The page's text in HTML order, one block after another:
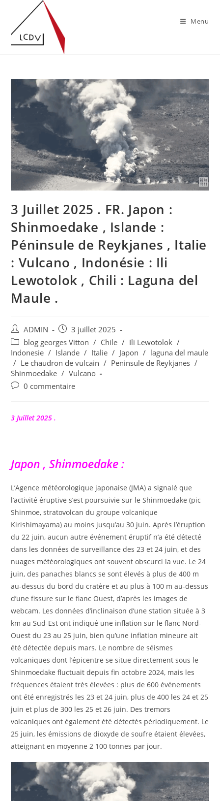
content
Menu
3 Juillet 2025 . FR. Japon :
Shinmoedake , Islande :
Péninsule de Reykjanes , Italie
: Vulcano , Indonésie : Ili
Lewotolok , Chili : Laguna del
Maule .
Auteur/autrice
de
la
publication :
ADMIN
Publication
publiée :
3 juillet 2025
Post
category:
blog georges Vitton / Chile / Ili Lewotolok /
Indonesie / Islande / Italie / Japon /
laguna del maule
/ Le chaudron de vulcain / Peninsule de Reykjanes /
Shinmoedake / Vulcano
Commentaires
publication :
0 commentaire
3 Juillet 2025 .
Japon , Shinmoedake :
L’Agence météorologique japonaise (JMA) a signalé que
l’activité éruptive s’est poursuivie sur le Shinmoedake (pic
Shinmoe, stratovolcan du groupe volcanique
Kirishimayama) au moins jusqu’au 30 juin. Après l’éruption
du 22 juin, aucun autre événement éruptif n’a été détecté
dans les données de surveillance des 23 et 24 juin, et des
nuages ​​météorologiques ont souvent obscurci la vue. Le 24
juin, des panaches blancs se sont élevés à plus de 400 m
au-dessus du bord du cratère et au plus à 100 m au-dessus
d’une fissure sur le flanc Ouest, d’après les images de
webcam. Les données d’inclinaison d’une station située à 3
km au Sud-Est ont indiqué une inflation sur le flanc Nord-
Ouest du 23 au 25 juin, bien qu’une inflation mineure ait
été détectée depuis mars. Le nombre de séismes
volcaniques dont l’épicentre se situe directement sous le
Shinmoedake fluctuait depuis fin octobre 2024, mais les
fréquences étaient très élevées : plus de 600 événements
ont été enregistrés les 23 et 24 juin, plus de 400 les 24 et 25
juin et plus de 300 les 25 et 26 juin. Des tremors
volcaniques ont également été détectés périodiquement. Le
25 juin, les émissions de dioxyde de soufre étaient élevées,
atteignant en moyenne 2 100 tonnes par jour.